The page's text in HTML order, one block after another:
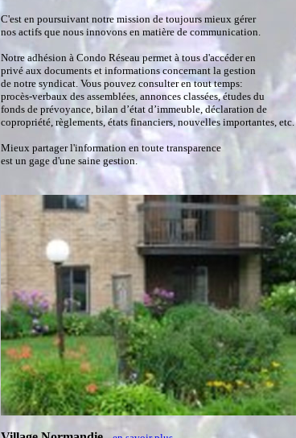
C'est en poursuivant notre mission de toujours mieux gérer
nos actifs que nous innovons en matière de communication.
Notre adhésion à Condo Réseau permet à tous d'accéder en
privé aux documents et informations concernant la gestion
de notre syndicat. Vous pouvez consulter en tout temps:
procès-verbaux des assemblées, annonces classées, études du
fonds de prévoyance, bilan d’état d’immeuble, déclaration de
copropriété, règlements, états financiers, nouvelles importantes, etc.
Mieux partager l'information en toute transparence
est un gage d'une saine gestion.